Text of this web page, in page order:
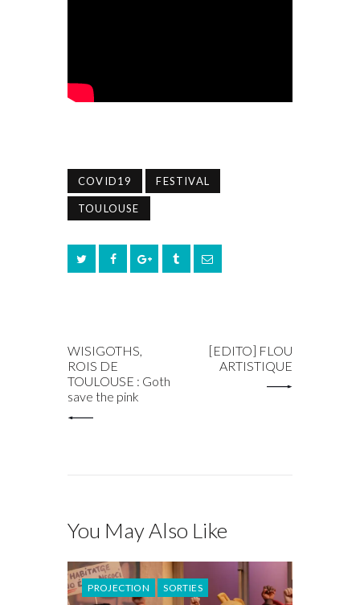
COVID19 FESTIVAL
TOULOUSE
WISIGOTHS,
ROIS DE
TOULOUSE : Goth
save the pink
[EDITO] FLOU
ARTISTIQUE
You May Also Like
PROJECTION SORTIES